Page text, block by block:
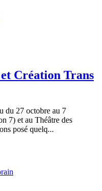
Création Trans
du 27 octobre au 7
7) et au Théâtre des
posé quelq...